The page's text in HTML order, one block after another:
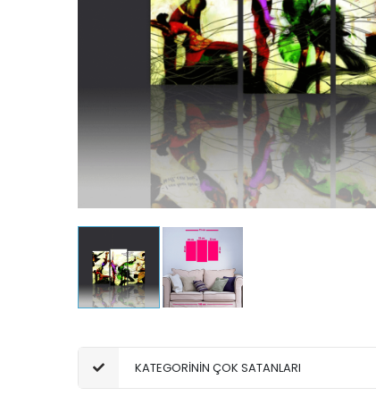
KATEGORİNİN ÇOK SATANLARI